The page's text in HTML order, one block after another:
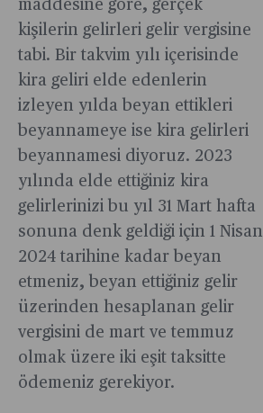
maddesine göre, gerçek
kişilerin gelirleri gelir vergisine
tabi. Bir takvim yılı içerisinde
kira geliri elde edenlerin
izleyen yılda beyan ettikleri
beyannameye ise kira gelirleri
beyannamesi diyoruz. 2023
yılında elde ettiğiniz kira
gelirlerinizi bu yıl 31 Mart hafta
sonuna denk geldiği için 1 Nisan
2024 tarihine kadar beyan
etmeniz, beyan ettiğiniz gelir
üzerinden hesaplanan gelir
vergisini de mart ve temmuz
olmak üzere iki eşit taksitte
ödemeniz gerekiyor.